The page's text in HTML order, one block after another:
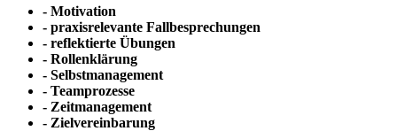
- Motivation
- praxisrelevante Fallbesprechungen
- reflektierte Übungen
- Rollenklärung
- Selbstmanagement
- Teamprozesse
- Zeitmanagement
- Zielvereinbarung